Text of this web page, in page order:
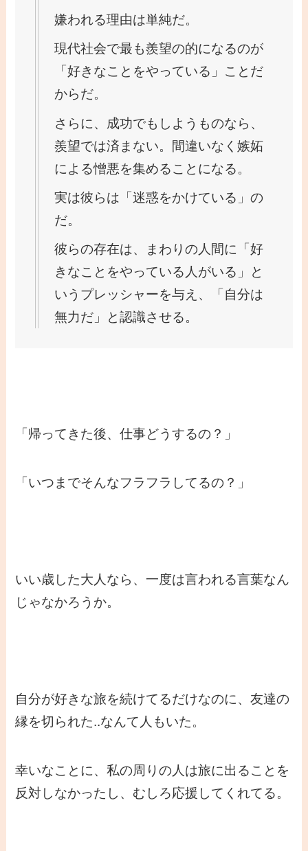
嫌われる理由は単純だ。
現代社会で最も羨望の的になるのが
「好きなことをやっている」ことだ
からだ。
さらに、成功でもしようものなら、
羨望では済まない。間違いなく嫉妬
による憎悪を集めることになる。
実は彼らは「迷惑をかけている」の
だ。
彼らの存在は、まわりの人間に「好
きなことをやっている人がいる」と
いうプレッシャーを与え、「自分は
無力だ」と認識させる。
「帰ってきた後、仕事どうするの？」
「いつまでそんなフラフラしてるの？」
いい歳した大人なら、一度は言われる言葉なん
じゃなかろうか。
自分が好きな旅を続けてるだけなのに、友達の
縁を切られた..なんて人もいた。
幸いなことに、私の周りの人は旅に出ることを
反対しなかったし、むしろ応援してくれてる。